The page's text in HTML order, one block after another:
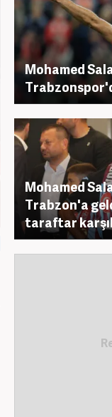
Mohamed
Mohamed
Trabzon'a
taraftar